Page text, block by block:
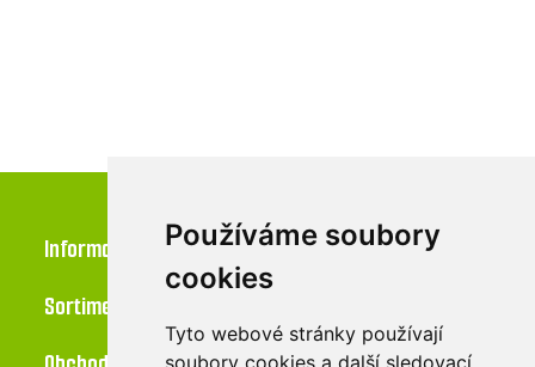
Používáme soubory
cookies
Tyto webové stránky používají
soubory cookies a další sledovací
Informace
Sortiment